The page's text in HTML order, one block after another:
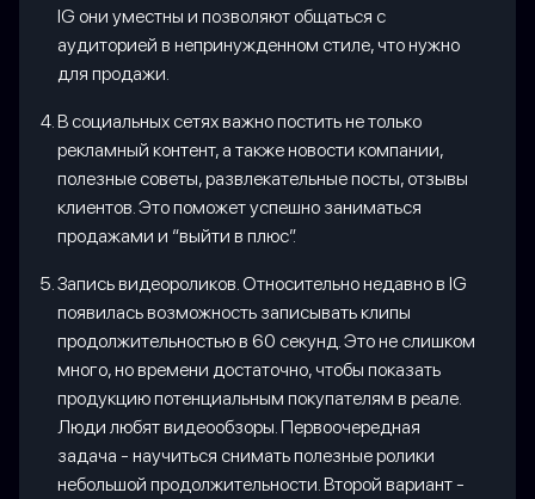
IG они уместны и позволяют общаться с
аудиторией в непринужденном стиле, что нужно
для продажи.
В социальных сетях важно постить не только
рекламный контент, а также новости компании,
полезные советы, развлекательные посты, отзывы
клиентов. Это поможет успешно заниматься
продажами и “выйти в плюс”.
Запись видеороликов. Относительно недавно в IG
появилась возможность записывать клипы
продолжительностью в 60 секунд. Это не слишком
много, но времени достаточно, чтобы показать
продукцию потенциальным покупателям в реале.
Люди любят видеообзоры. Первоочередная
задача - научиться снимать полезные ролики
небольшой продолжительности. Второй вариант -